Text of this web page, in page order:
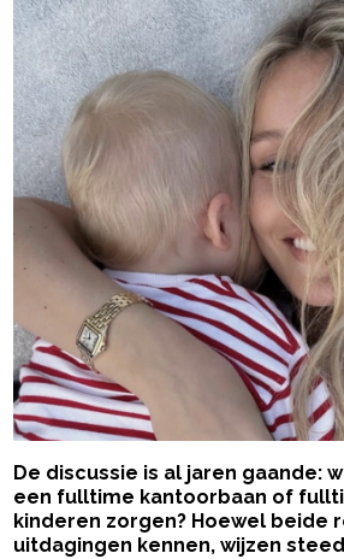
De discussie is al jaren gaande:
een fulltime kantoorbaan of
kinderen zorgen? Hoewel beide
uitdagingen kennen, wijzen